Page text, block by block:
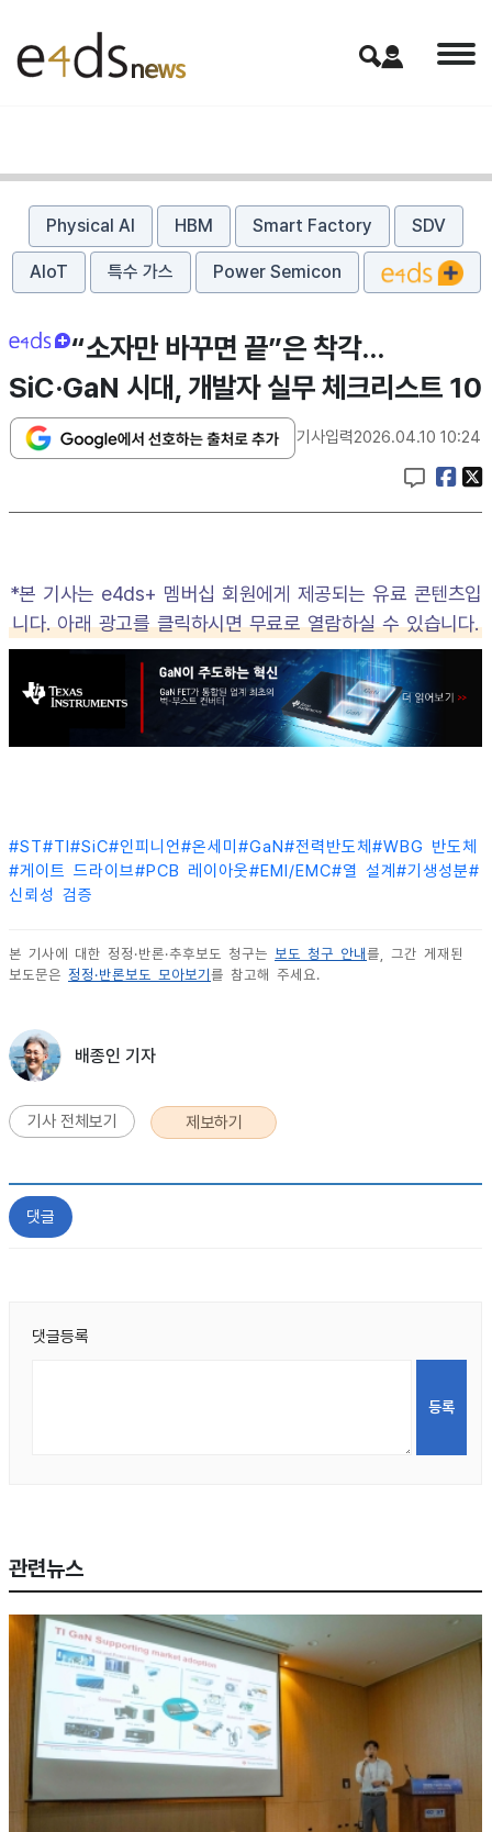
Physical AI HBM Smart Factory SDV
AIoT 특수 가스 Power Semicon
“소자만 바꾸면 끝”은 착각…
SiC·GaN 시대, 개발자 실무 체크리스트 10
기사입력2026.04.10 10:24
*본 기사는 e4ds+ 멤버십 회원에게 제공되는 유료 콘텐츠입
니다. 아래 광고를 클릭하시면 무료로 열람하실 수 있습니다.
#ST#TI#SiC#인피니언#온세미 #GaN#전력반도체 #WBG 반도체
#게이트 드라이브#PCB 레이아웃#EMI/EMC#열 설계 #기생성분#
신뢰성 검증
본 기사에 대한 정정·반론·추후보도 청구는 보도 청구 안내 를, 그간 게재된
보도문은 정정·반론보도 모아보기 를 참고해 주세요.
배종인 기자
기사 전체보기 제보하기
댓글
댓글등록
관련뉴스